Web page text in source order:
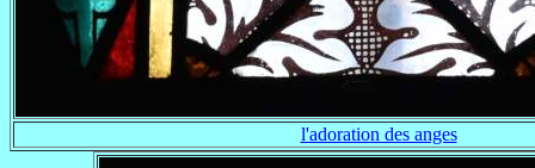
l'adoration des anges